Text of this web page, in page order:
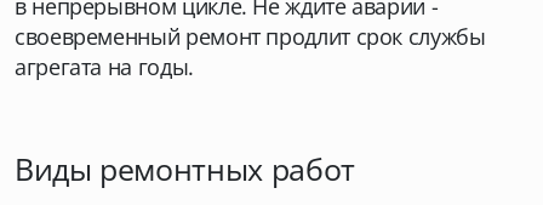
в непрерывном цикле. Не ждите аварии -
своевременный ремонт продлит срок службы
агрегата на годы.
Виды ремонтных работ